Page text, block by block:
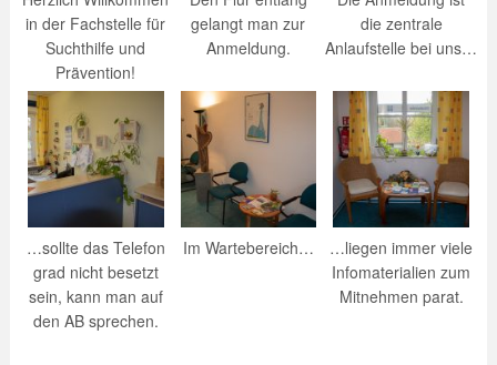
in der Fachstelle für
Suchthilfe und
Prävention!
gelangt man zur
Anmeldung.
die zentrale
Anlaufstelle bei uns…
…sollte das Telefon
grad nicht besetzt
sein, kann man auf
den AB sprechen.
Im Wartebereich…
…liegen immer viele
Infomaterialien zum
Mitnehmen parat.